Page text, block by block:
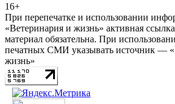
16+
При перепечатке и использовании
«Ветеринария и жизнь» активная
материал обязательна. При
печатных СМИ указывать источник —
жизнь»